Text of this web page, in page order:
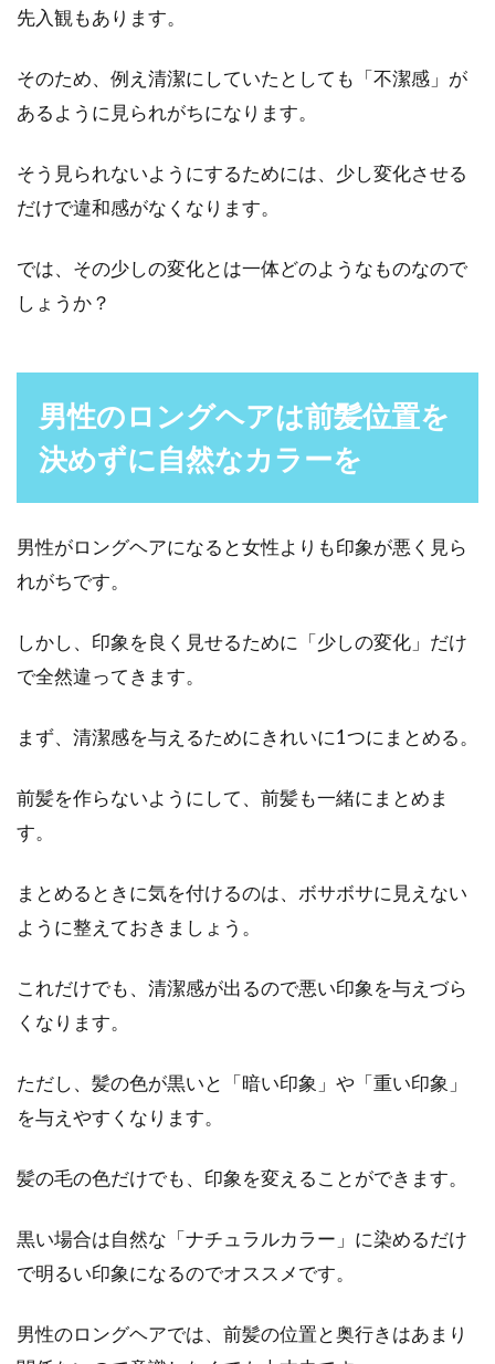
先入観もあります。
そのため、例え清潔にしていたとしても「不潔感」が
あるように見られがちになります。
そう見られないようにするためには、少し変化させる
だけで違和感がなくなります。
では、その少しの変化とは一体どのようなものなので
しょうか？
男性のロングヘアは前髪位置を
決めずに自然なカラーを
男性がロングヘアになると女性よりも印象が悪く見ら
れがちです。
しかし、印象を良く見せるために「少しの変化」だけ
で全然違ってきます。
まず、清潔感を与えるためにきれいに1つにまとめる。
前髪を作らないようにして、前髪も一緒にまとめま
す。
まとめるときに気を付けるのは、ボサボサに見えない
ように整えておきましょう。
これだけでも、清潔感が出るので悪い印象を与えづら
くなります。
ただし、髪の色が黒いと「暗い印象」や「重い印象」
を与えやすくなります。
髪の毛の色だけでも、印象を変えることができます。
黒い場合は自然な「ナチュラルカラー」に染めるだけ
で明るい印象になるのでオススメです。
男性のロングヘアでは、前髪の位置と奥行きはあまり